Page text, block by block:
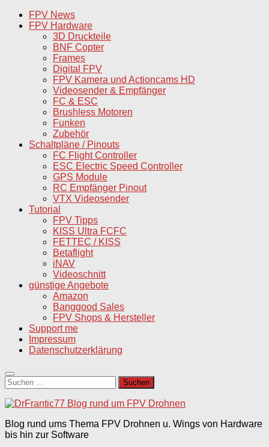
FPV News
FPV Hardware
3D Druckteile
BNF Copter
Frames
Digital FPV
FPV Kamera und Actioncams HD
Videosender & Empfänger
FC & ESC
Brushless Motoren
Funken
Zubehör
Schaltpläne / Pinouts
FC Flight Controller
ESC Electric Speed Controller
GPS Module
RC Empfänger Pinout
VTX Videosender
Tutorial
FPV Tipps
KISS Ultra FCFC
FETTEC / KISS
Betaflight
iNAV
Videoschnitt
günstige Angebote
Amazon
Banggood Sales
FPV Shops & Hersteller
Support me
Impressum
Datenschutzerklärung
Suchen
nach:
Blog rund ums Thema FPV Drohnen u. Wings von Hardware
bis hin zur Software